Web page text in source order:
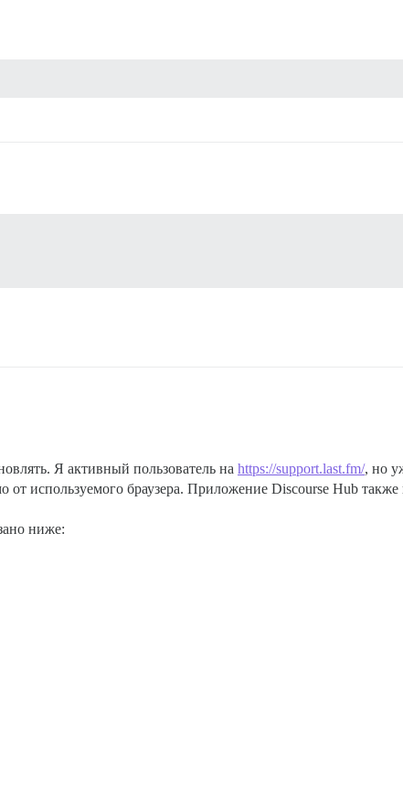
Я активный пользователь на https://support.last.fm/, но
от используемого браузера. Приложение Discourse Hub также
ниже: